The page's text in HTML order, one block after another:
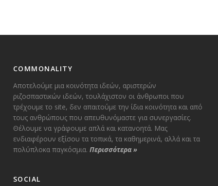
COMMONALITY
Αποτελούμε μια κοινότητα ιδεών, αριστερών
ριζοσπαστικών ιδεών, τουλάχιστον οι άνθρωποι που
τρέχουμε το site, δεν απαιτούμε την ίδια κοινότητα και από
τους ανθρώπους που απευθυνόμαστε για συνεργασίες.
Θέλουμε να γράφουμε απλά και κατανοητά. Μας
ενδιαφέρουν εξίσου τα τοπικά, τα καθημερινά, αλλά και τα
πολύπλοκα παγκόσμια. Περισσότερα»
SOCIAL